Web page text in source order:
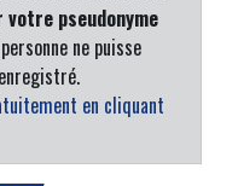
pseudonyme
ne puisse
en cliquant